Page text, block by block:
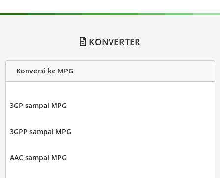
KONVERTER
Konversi ke MPG
3GP sampai MPG
3GPP sampai MPG
AAC sampai MPG